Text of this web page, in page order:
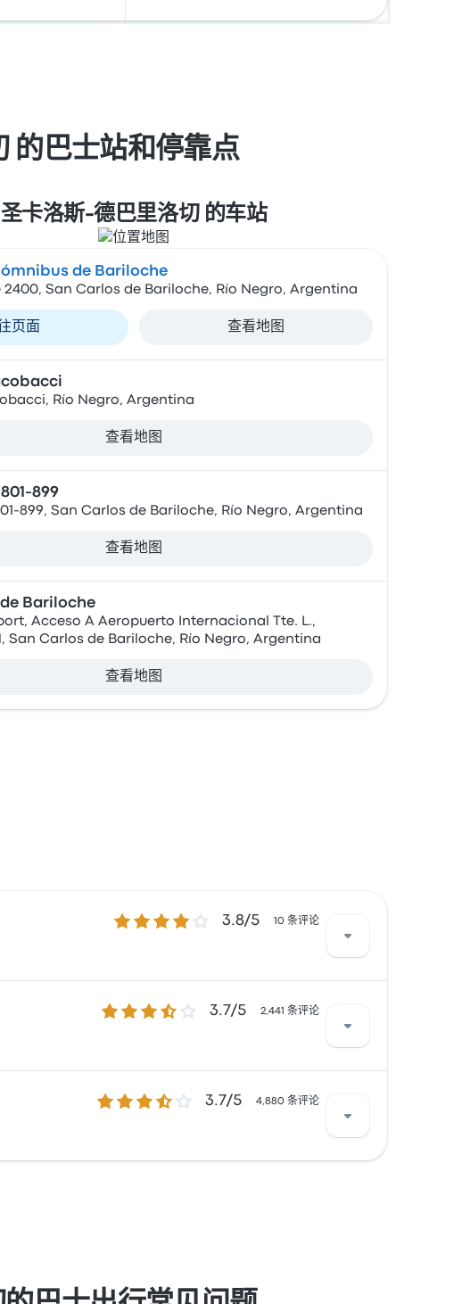
的巴士站和停靠点
圣卡洛斯-德巴里洛切 的车站
ómnibus de Bariloche
2400, San Carlos de Bariloche, Río Negro, Argentina
页面 查看地图
Río Negro, Argentina
查看地图
899
899, San Carlos de Bariloche, Río Negro, Argentina
查看地图
Bariloche
Acceso A Aeropuerto Internacional Tte. L.,
San Carlos de Bariloche, Río Negro, Argentina
查看地图
3.8 / 5 星 3.8/5 10 条评论
座 经常有所抱怨。 Andesmar Chile 在此路线提供的票
3.7 / 5 星 3.7/5 2,441 条评论
有旅客抱怨 无线上网。 Andesmar 在此路线提供的票
3.7 / 5 星 3.7/5 4,880 条评论